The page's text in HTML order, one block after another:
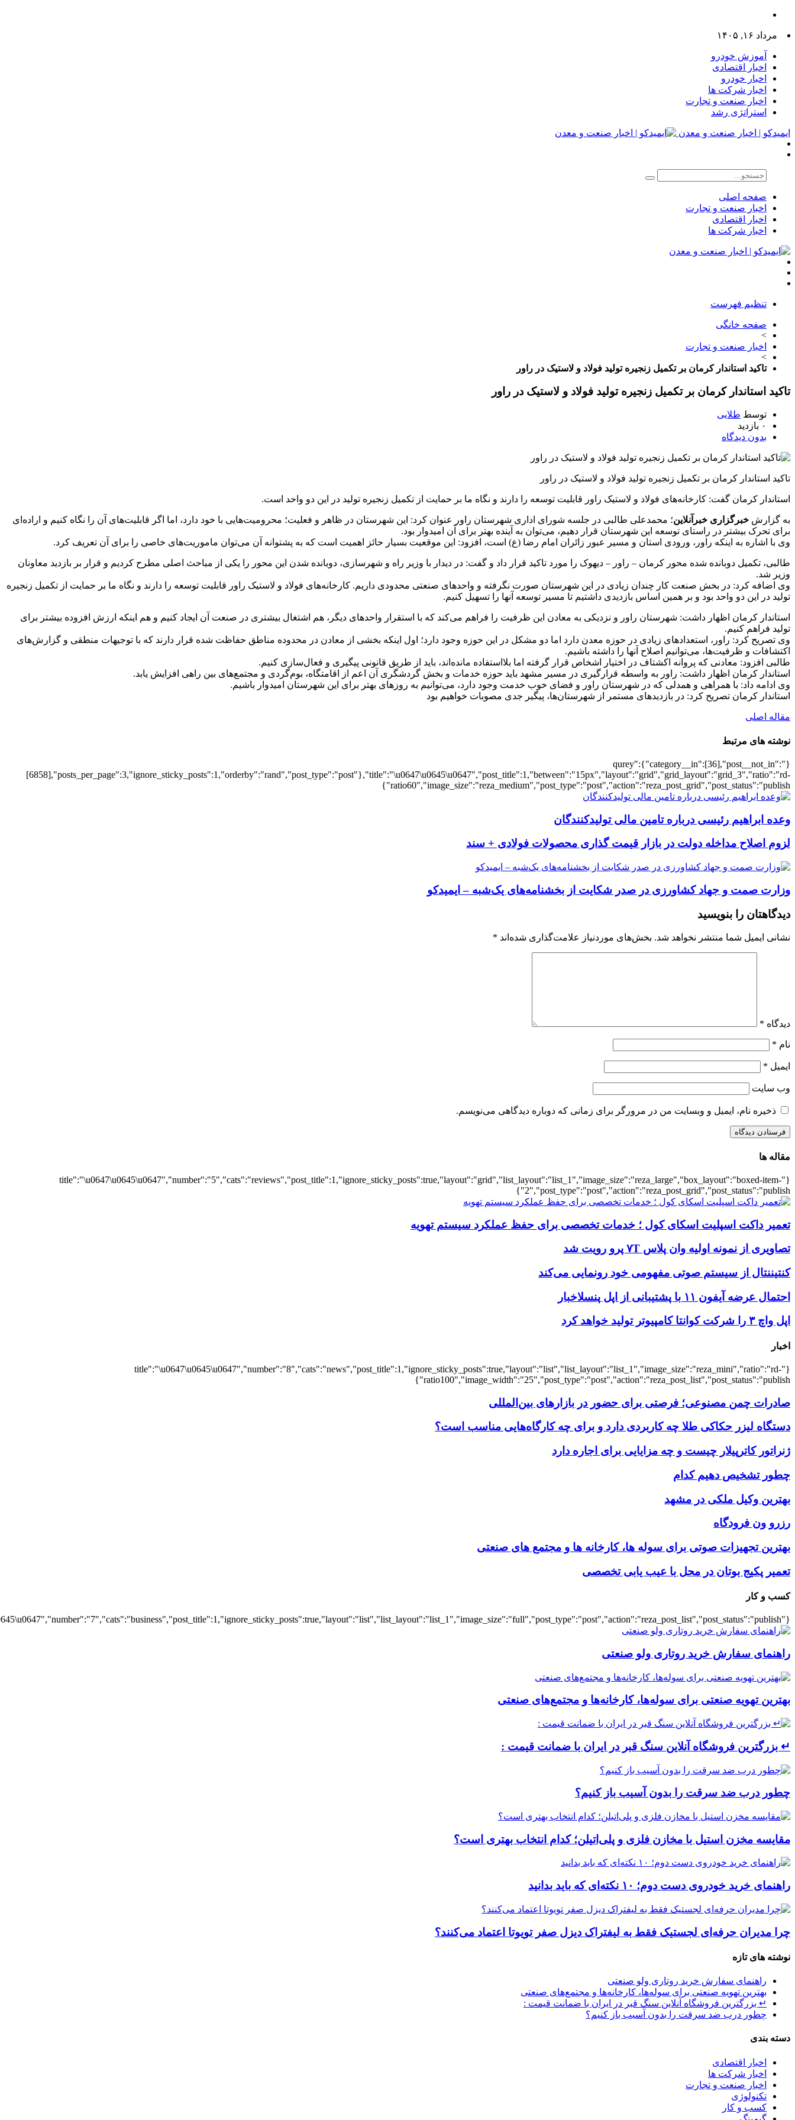
مرداد ۱۶, ۱۴۰۵
آموزش خودرو
اخبار اقتصادی
اخبار خودرو
اخبار شرکت ها
اخبار صنعت و تجارت
استراتژی رشد
ایمیدکو | اخبار صنعت و معدن
صفحه اصلی
اخبار صنعت و تجارت
اخبار اقتصادی
اخبار شرکت ها
تنظیم فهرست
صفحه خانگی
>
اخبار صنعت و تجارت
>
تاکید استاندار کرمان بر تکمیل زنجیره تولید فولاد و لاستیک در راور
تاکید استاندار کرمان بر تکمیل زنجیره تولید فولاد و لاستیک در راور
توسط طلایی
۰ بازدید
بدون دیدگاه
تاکید استاندار کرمان بر تکمیل زنجیره تولید فولاد و لاستیک در راور
استاندار کرمان گفت: کارخانه‌های فولاد و لاستیک راور قابلیت توسعه را دارند و نگاه ما بر حمایت از تکمیل زنجیره تولید در این دو واحد است.
به گزارش خبرگزاری خبرآنلاین؛ محمدعلی طالبی در جلسه شورای اداری شهرستان راور عنوان کرد: این شهرستان در ظاهر و فعلیت؛ محرومیت‌هایی با خود دارد، اما اگر قابلیت‌های آن را نگاه کنیم و اراده‌ای
برای تحرک بیشتر در راستای توسعه این شهرستان قرار دهیم، می‌توان به آینده بهتر برای آن امیدوار بود.
وی با اشاره به اینکه راور، ورودی استان و مسیر عبور زائران امام رضا (ع) است، افزود: این موقعیت بسیار حائز اهمیت است که به پشتوانه آن می‌توان ماموریت‌های خاصی را برای آن تعریف کرد.
طالبی، تکمیل دوبانده شده محور کرمان – راور – دیهوک را مورد تاکید قرار داد و گفت: در دیدار با وزیر راه و شهرسازی، دوبانده شدن این محور را یکی از مباحث اصلی مطرح کردیم و قرار بر بازدید معاونان
وزیر شد.
وی اضافه کرد: در بخش صنعت کار چندان زیادی در این شهرستان صورت نگرفته و واحدهای صنعتی محدودی داریم. کارخانه‌های فولاد و لاستیک راور قابلیت توسعه را دارند و نگاه ما بر حمایت از تکمیل زنجیره
تولید در این دو واحد بود و بر همین اساس بازدیدی داشتیم تا مسیر توسعه آنها را تسهیل کنیم.
استاندار کرمان اظهار داشت: شهرستان راور و نزدیکی به معادن این ظرفیت را فراهم می‌کند که با استقرار واحدهای دیگر، هم اشتغال بیشتری در صنعت آن ایجاد کنیم و هم اینکه ارزش افزوده بیشتر برای
تولید فراهم کنیم.
وی تصریح کرد: راور، استعدادهای زیادی در حوزه معدن دارد اما دو مشکل در این حوزه وجود دارد؛ اول اینکه بخشی از معادن در محدوده مناطق حفاظت شده قرار دارند که با توجیهات منطقی و گزارش‌های
اکتشافات و ظرفیت‌ها، می‌توانیم اصلاح آنها را داشته باشیم.
طالبی افزود: معادنی که پروانه‌ اکشتاف در اختیار اشخاص قرار گرفته اما بلااستفاده مانده‌اند، باید از طریق قانونی پیگیری و فعال‌سازی کنیم.
استاندار کرمان اظهار داشت: راور به واسطه قرارگیری در مسیر مشهد باید حوزه خدمات و بخش گردشگری آن اعم از اقامتگاه، بوم‌گردی و مجتمع‌های بین راهی افزایش یابد.
وی ادامه داد: با همراهی و همدلی که در شهرستان راور و فضای خوب خدمت وجود دارد، می‌توانیم به روزهای بهتر برای این شهرستان امیدوار باشیم.
استاندار کرمان تصریح کرد: در بازدیدهای مستمر از شهرستان‌ها، پیگیر جدی مصوبات خواهیم بود
مقاله اصلی
نوشته های مرتبط
{"qurey":{"category__in":[36],"post__not_in":
[6858],"posts_per_page":3,"ignore_sticky_posts":1,"orderby":"rand","post_type":"post"},"title":"\u0647\u0645\u0647","post_title":1,"between":"15px","layout":"grid","grid_layout":"grid_3","ratio":"rd-
ratio60","image_size":"reza_medium","post_type":"post","action":"reza_post_grid","post_status":"publish"}
وعده ابراهیم رئیسی درباره تامین مالی تولیدکنندگان
لزوم اصلاح مداخله دولت در بازار قیمت گذاری محصولات فولادی + سند
وزارت صمت و جهاد کشاورزی در صدر شکایت از بخشنامه‌های یک‌شبه – ایمیدکو
دیدگاهتان را بنویسید
نشانی ایمیل شما منتشر نخواهد شد. بخش‌های موردنیاز علامت‌گذاری شده‌اند *
دیدگاه *
نام *
ایمیل *
وب‌ سایت
ذخیره نام، ایمیل و وبسایت من در مرورگر برای زمانی که دوباره دیدگاهی می‌نویسم.
مقاله ها
{"title":"\u0647\u0645\u0647","number":"5","cats":"reviews","post_title":1,"ignore_sticky_posts":true,"layout":"grid","list_layout":"list_1","image_size":"reza_large","box_layout":"boxed-item-
2","post_type":"post","action":"reza_post_grid","post_status":"publish"}
تعمیر داکت اسپلیت اسکای کول ؛ خدمات تخصصی برای حفظ عملکرد سیستم تهویه
تصاویری از نمونه اولیه وان پلاس ۷T پرو رویت شد
کنتیننتال از سیستم صوتی مفهومی خود رونمایی می‌کند
احتمال عرضه آیفون ۱۱ با پشتیبانی از اپل پنسلاخبار
اپل واچ ۳ را شرکت کوانتا کامپیوتر تولید خواهد کرد
اخبار
{"title":"\u0647\u0645\u0647","number":"8","cats":"news","post_title":1,"ignore_sticky_posts":true,"layout":"list","list_layout":"list_1","image_size":"reza_mini","ratio":"rd-
ratio100","image_width":"25","post_type":"post","action":"reza_post_list","post_status":"publish"}
صادرات چمن مصنوعی؛ فرصتی برای حضور در بازارهای بین‌المللی
دستگاه لیزر حکاکی طلا چه کاربردی دارد و برای چه کارگاه‌هایی مناسب است؟
ژنراتور کاترپیلار چیست و چه مزایایی برای اجاره دارد
چطور تشخیص دهیم کدام
بهترین وکیل ملکی در مشهد
رزرو ون فرودگاه
بهترین تجهیزات صوتی برای سوله‌ ها، کارخانه‌ ها و مجتمع‌ های صنعتی
تعمیر پکیج بوتان در محل با عیب یابی تخصصی
کسب و کار
{"title":"\u0647\u0645\u0647","number":"7","cats":"business","post_title":1,"ignore_sticky_posts":true,"layout":"list","list_layout":"list_1","image_size":"full","post_type":"post","action":"reza_post_list","post_status":"publish"}
راهنمای سفارش خرید روتاری ولو صنعتی
بهترین تهویه صنعتی برای سوله‌ها، کارخانه‌ها و مجتمع‌های صنعتی
↵ بزرگترین فروشگاه آنلاین سنگ قبر در ایران با ضمانت قیمت :
چطور درب ضد سرقت را بدون آسیب باز کنیم؟
مقایسه مخزن استیل با مخازن فلزی و پلی‌اتیلن؛ کدام انتخاب بهتری است؟
راهنمای خرید خودروی دست دوم؛ ۱۰ نکته‌ای که باید بدانید
چرا مدیران حرفه‌ای لجستیک فقط به لیفتراک دیزل صفر تویوتا اعتماد می‌کنند؟
نوشته های تازه
راهنمای سفارش خرید روتاری ولو صنعتی
بهترین تهویه صنعتی برای سوله‌ها، کارخانه‌ها و مجتمع‌های صنعتی
↵ بزرگترین فروشگاه آنلاین سنگ قبر در ایران با ضمانت قیمت :
چطور درب ضد سرقت را بدون آسیب باز کنیم؟
دسته بندی
اخبار اقتصادی
اخبار شرکت ها
اخبار صنعت و تجارت
تکنولوژی
کسب و کار